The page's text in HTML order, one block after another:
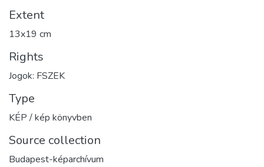
Extent
13x19 cm
Rights
Jogok: FSZEK
Type
KÉP / kép könyvben
Source collection
Budapest-képarchívum